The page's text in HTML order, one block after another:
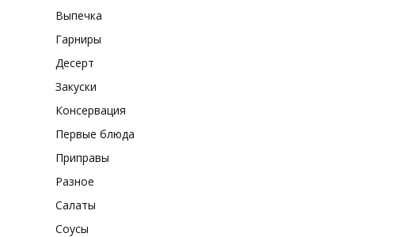
Выпечка
Гарниры
Десерт
Закуски
Консервация
Первые блюда
Приправы
Разное
Салаты
Соусы